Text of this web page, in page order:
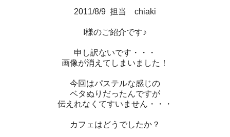
2011/8/9 担当 chiaki
I様のご紹介です♪
申し訳ないです・・・
画像が消えてしまいました！
今回はパステルな感じの
ベタぬりだったんですが
伝えれなくてすいません・・・
カフェはどうでしたか？